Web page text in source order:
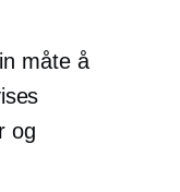
måte å
og